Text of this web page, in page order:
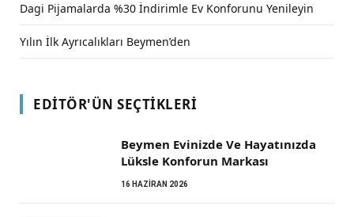
Dagi Pijamalarda %30 İndirimle Ev Konforunu Yenileyin
Yılın İlk Ayrıcalıkları Beymen’den
EDITÖR'ÜN SEÇTIKLERI
Beymen Evinizde Ve Hayatınızda
Lüksle Konforun Markası
16 HAZIRAN 2026